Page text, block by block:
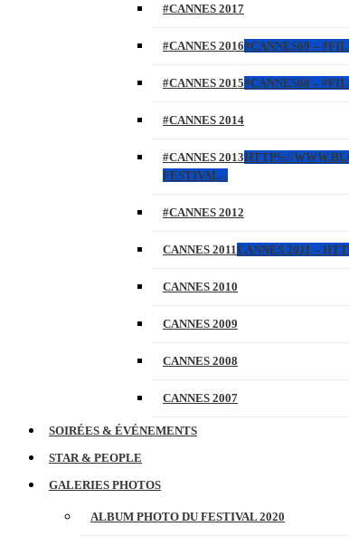
#CANNES 2017
#CANNES 2016#CANNES69 –
#CANNES 2015#CANNES68 –
#CANNES 2014
#CANNES 2013HTTPS://
FESTIVAL –
#CANNES 2012
CANNES 2011CANNES 2011 –
CANNES 2010
CANNES 2009
CANNES 2008
CANNES 2007
SOIRÉES & ÉVÉNEMENTS
STAR & PEOPLE
GALERIES PHOTOS
ALBUM PHOTO DU FESTIVAL 2020